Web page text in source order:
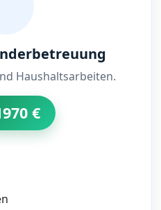
Haushaltsarbeiten.
€